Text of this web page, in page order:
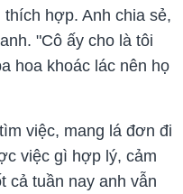
hợp. Anh chia sẻ,
"Cô ấy cho là tôi
hoa khoác lác nên họ
việc, mang lá đơn đi
việc gì hợp lý, cảm
cả tuần nay anh vẫn